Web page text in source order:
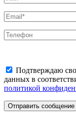
Подтверждаю
данных в
политикой
Отправить сообщение